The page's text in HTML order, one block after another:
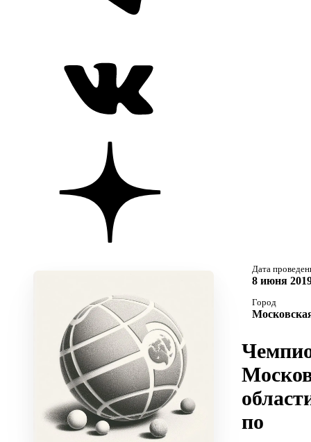
Дата
8 июня
Город
по